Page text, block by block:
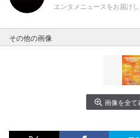
エンタメニュースをお届けし
その他の画像
画像を全て